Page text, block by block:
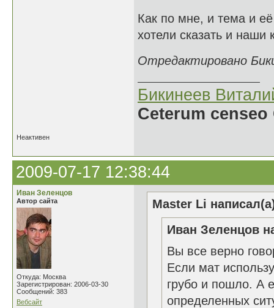
Как по мне, и тема и
хотели сказать и наши
Отредактировано
Бикинеев
Ceterum
Неактивен
2009-07-17 12:38:44
Иван Зеленцов
Автор сайта
Откуда: Москва
Зарегистрирован: 2006-03-30
Сообщений: 383
Вебсайт
Master Li
Иван Зеленцов
Вы все верно
Если мат
грубо и пошло. А
определенных